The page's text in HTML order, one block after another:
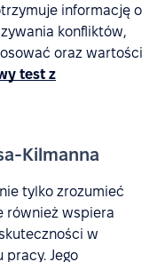
informację o
konfliktów,
oraz wartości
test z
Kilmanna
tylko zrozumieć
również wspiera
w
Jego